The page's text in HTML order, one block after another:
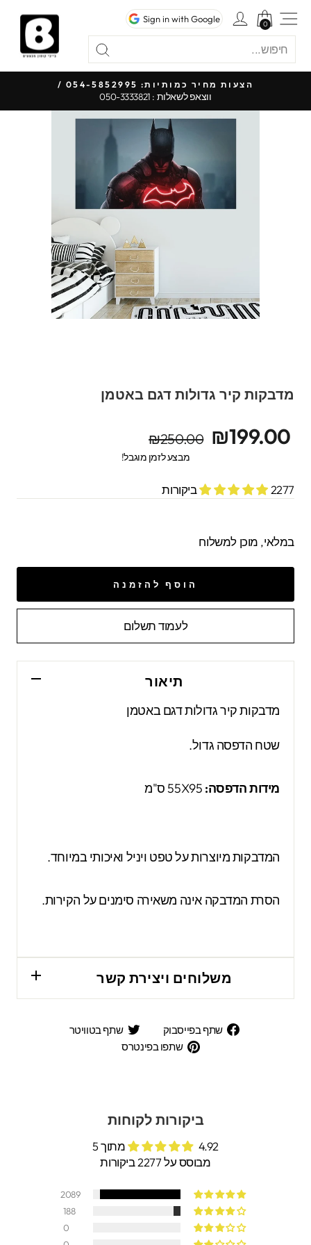
חיפוש
Sign in with Google
כניסה לחשבוןניווט באתר
0
0
עצור
מצגת
הצעות מחיר כמותיות: 054-5852995 /
ווצאפ לשאלות : 050-3333821
מדבקות קיר גדולות דגם באטמן
מחיר
מקורי
מחיר
מבצע
₪199.00
₪250.00
מבצע לזמן מוגבל!
2277 ביקורות
במלאי, מוכן למשלוח
הוסף להזמנה
לעמוד תשלום
תיאור
מדבקות קיר גדולות דגם באטמן
שטח הדפסה גדול.
מידות הדפסה:55X95 ס"מ
המדבקות מיוצרות על טפט ויניל ואיכותי במיוחד.
הסרת המדבקה אינה משאירה סימנים על הקירות.
משלוחים ויצירת קשר
שתף בפייסבוק
שתף
בפייסבוק
שתף בטוויטר
שתפו בפינטרס
ביקורות לקוחות
4.92 מתוך 5
מבוסס על 2277 ביקורות
2089
188
0